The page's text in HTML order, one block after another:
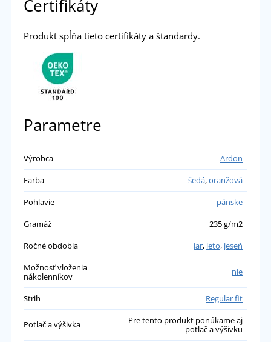
Certifikáty
Produkt spĺňa tieto certifikáty a štandardy.
Parametre
Výrobca
Ardon
Farba
šedá,oranžová
Pohlavie
pánske
Gramáž
235 g/m2
Ročné obdobia
jar, leto, jeseň
Možnosť vloženia
nákolenníkov
nie
Strih Regular fit
Potlač a výšivka
Pre tento produkt ponúkame aj
potlač a výšivku